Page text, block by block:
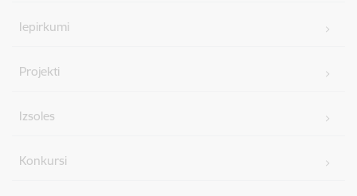
Iepirkumi
Projekti
Izsoles
Konkursi